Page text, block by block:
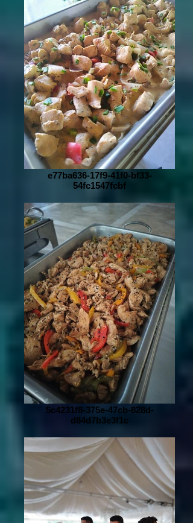
e77ba636-17f9-41f0-bf33-
54fc1547fcbf
5c4231f8-375e-47cb-828d-
d84d7b3e3f1c